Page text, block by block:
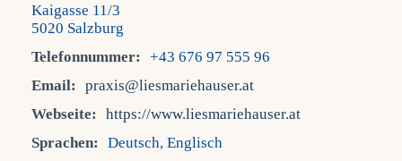
Kaigasse 11/3
5020 Salzburg
Telefonnummer:
+43 676 97 555 96
Email:
praxis@liesmariehauser.at
Webseite:
https://www.liesmariehauser.at
Sprachen:
Deutsch, Englisch